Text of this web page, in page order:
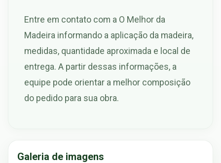
Entre em contato com a O Melhor da
Madeira informando a aplicação da madeira,
medidas, quantidade aproximada e local de
entrega. A partir dessas informações, a
equipe pode orientar a melhor composição
do pedido para sua obra.
Galeria de imagens